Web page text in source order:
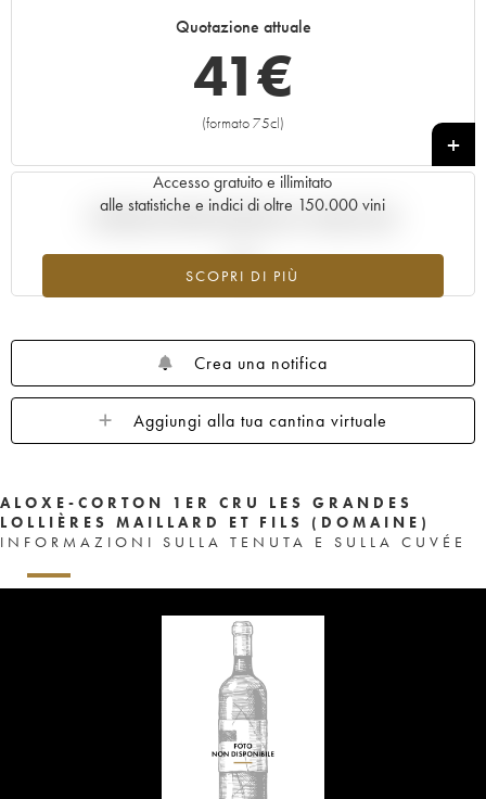
Quotazione attuale
41€
(formato 75cl)
+
Accesso gratuito e illimitato
alle statistiche e indici di oltre 150.000 vini
SCOPRI DI PIÙ
Andamento della quotazione in tempo reale
Crea una notifica
Aggiungi alla tua cantina virtuale
ALOXE-CORTON 1ER CRU LES GRANDES
LOLLIÈRES MAILLARD ET FILS (DOMAINE)
INFORMAZIONI SULLA TENUTA E SULLA CUVÉE